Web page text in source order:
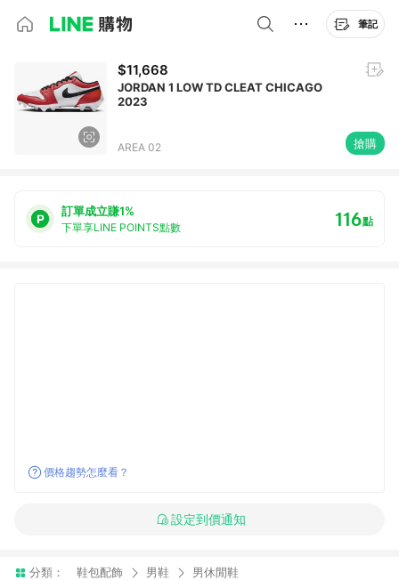
筆記
$11,668
JORDAN 1 LOW TD CLEAT CHICAGO
2023
AREA 02 搶購
訂單成立賺1%
下單享LINE POINTS點數 116點
價格趨勢怎麼看？
設定到價通知
分類： 鞋包配飾 男鞋 男休閒鞋